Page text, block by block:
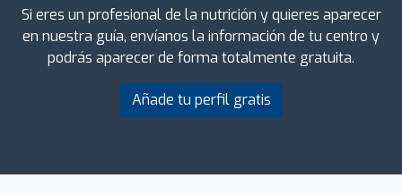
Si eres un profesional de la nutrición y quieres aparecer
en nuestra guía, envíanos la información de tu centro y
podrás aparecer de forma totalmente gratuita.
Añade tu perfil gratis